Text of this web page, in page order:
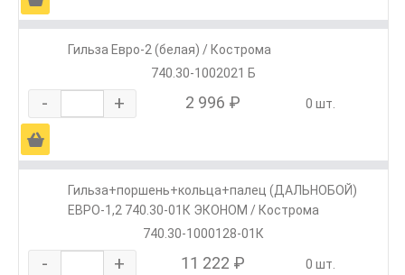
Гильза Евро-2 (белая) / Кострома
740.30-1002021 Б
- + 2 996 ₽ 0 шт.
Ä
Гильза+поршень+кольца+палец (ДАЛЬНОБОЙ)
ЕВРО-1,2 740.30-01К ЭКОНОМ / Кострома
740.30-1000128-01К
- + 11 222 ₽ 0 шт.